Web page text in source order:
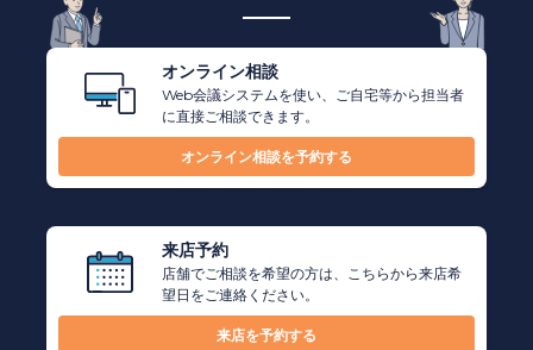
オンライン相談
Web会議システムを使い、ご自宅等から担当者
に直接ご相談できます。
オンライン相談を予約する
来店予約
店舗でご相談を希望の方は、こちらから来店希
望日をご連絡ください。
来店を予約する